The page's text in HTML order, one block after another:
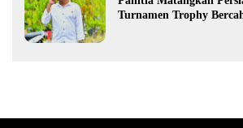
Turnamen Trophy